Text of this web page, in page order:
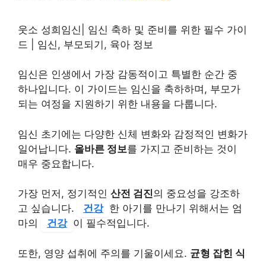
웃소 성희임신| 임신 축하 및 준비를 위한 필수 가이
드 | 임신, 부모되기, 육아 정보
임신은 인생에서 가장 감동적이고 특별한 순간 중
하나입니다. 이 가이드는 임신을 축하하며, 부모가
되는 여정을 지원하기 위한 내용을 다룹니다.
임신 초기에는 다양한 신체 변화와 감정적인 변화가
일어납니다. 올바른 정보를 가지고 준비하는 것이
매우 중요합니다.
가장 먼저, 정기적인 산전 검진의 중요성을 강조하
고 싶습니다.
건강 한 아기를 만나기 위해서는 엄
마의
건강 이 필수적입니다.
또한, 영양 섭취에 주의를 기울이세요. 균형 잡힌 식